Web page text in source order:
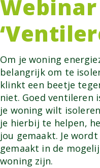
Webinar
Om je woning
belangrijk om te
klinkt een beetje
niet. Goed ventileren
je woning wilt
je hierbij te helpen,
jou gemaakt. Je
gemaakt in de
woning zijn.